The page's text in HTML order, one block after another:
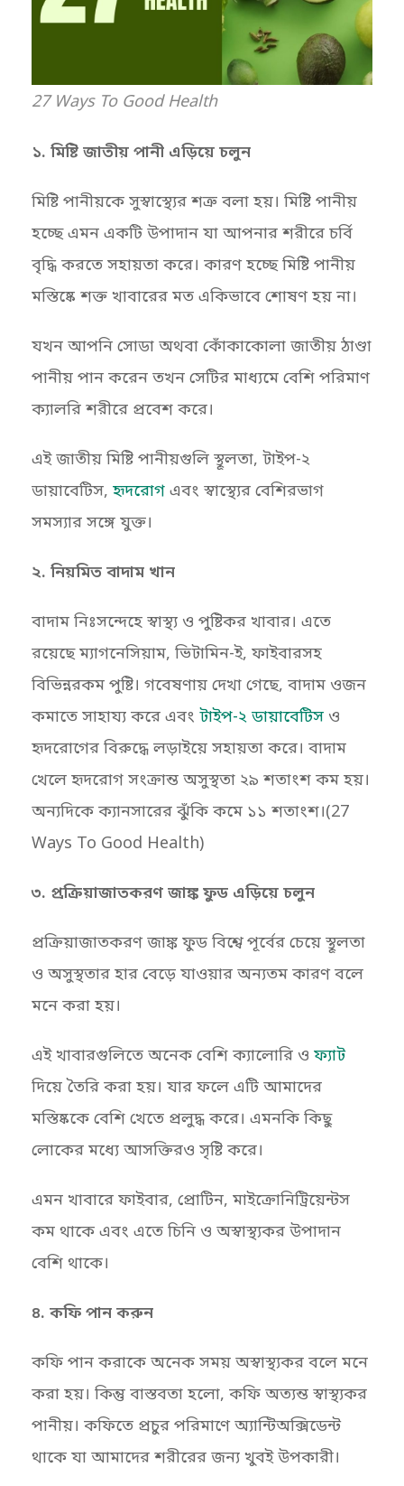
27 Ways To Good Health
১. মিষ্টি জাতীয় পানী এড়িয়ে চলুন
মিষ্টি পানীয়কে সুস্বাস্থ্যের শত্রু বলা হয়। মিষ্টি পানীয়
হচ্ছে এমন একটি উপাদান যা আপনার শরীরে চর্বি
বৃদ্ধি করতে সহায়তা করে। কারণ হচ্ছে মিষ্টি পানীয়
মস্তিষ্কে শক্ত খাবারের মত একিভাবে শোষণ হয় না।
যখন আপনি সোডা অথবা কোঁকাকোলা জাতীয় ঠাণ্ডা
পানীয় পান করেন তখন সেটির মাধ্যমে বেশি পরিমাণ
ক্যালরি শরীরে প্রবেশ করে।
এই জাতীয় মিষ্টি পানীয়গুলি স্থূলতা, টাইপ-২
ডায়াবেটিস, হৃদরোগ এবং স্বাস্থ্যের বেশিরভাগ
সমস্যার সঙ্গে যুক্ত।
২. নিয়মিত বাদাম খান
বাদাম নিঃসন্দেহে স্বাস্থ্য ও পুষ্টিকর খাবার। এতে
রয়েছে ম্যাগনেসিয়াম, ভিটামিন-ই, ফাইবারসহ
বিভিন্নরকম পুষ্টি। গবেষণায় দেখা গেছে, বাদাম ওজন
কমাতে সাহায্য করে এবং টাইপ-২ ডায়াবেটিস ও
হৃদরোগের বিরুদ্ধে লড়াইয়ে সহায়তা করে। বাদাম
খেলে হৃদরোগ সংক্রান্ত অসুস্থতা ২৯ শতাংশ কম হয়।
অন্যদিকে ক্যানসারের ঝুঁকি কমে ১১ শতাংশ।(27
Ways To Good Health)
৩. প্রক্রিয়াজাতকরণ জাঙ্ক ফুড এড়িয়ে চলুন
প্রক্রিয়াজাতকরণ জাঙ্ক ফুড বিশ্বে পূর্বের চেয়ে স্থূলতা
ও অসুস্থতার হার বেড়ে যাওয়ার অন্যতম কারণ বলে
মনে করা হয়।
এই খাবারগুলিতে অনেক বেশি ক্যালোরি ও ফ্যাট
দিয়ে তৈরি করা হয়। যার ফলে এটি আমাদের
মস্তিষ্ককে বেশি খেতে প্রলুদ্ধ করে। এমনকি কিছু
লোকের মধ্যে আসক্তিরও সৃষ্টি করে।
এমন খাবারে ফাইবার, প্রোটিন, মাইক্রোনিট্রিয়েন্টস
কম থাকে এবং এতে চিনি ও অস্বাস্থ্যকর উপাদান
বেশি থাকে।
৪. কফি পান করুন
কফি পান করাকে অনেক সময় অস্বাস্থ্যকর বলে মনে
করা হয়। কিন্তু বাস্তবতা হলো, কফি অত্যন্ত স্বাস্থ্যকর
পানীয়। কফিতে প্রচুর পরিমাণে অ্যান্টিঅক্সিডেন্ট
থাকে যা আমাদের শরীরের জন্য খুবই উপকারী।